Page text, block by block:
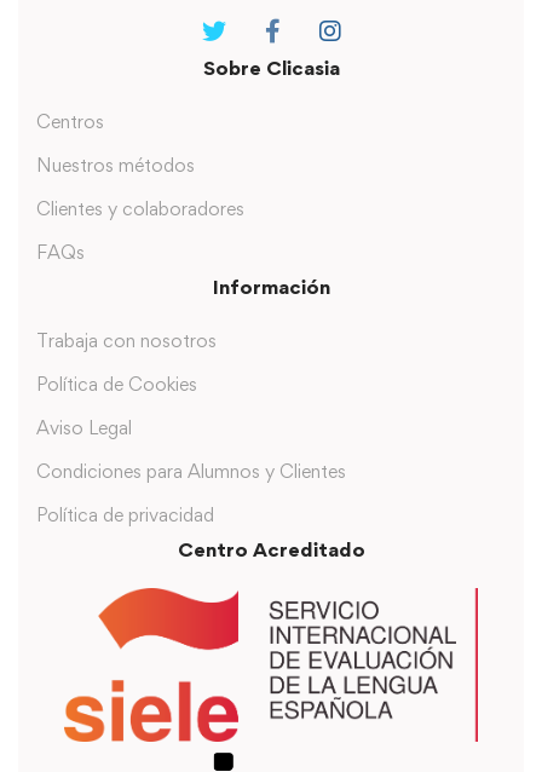
Sobre Clicasia
Centros
Nuestros métodos
Clientes y colaboradores
FAQs
Información
Trabaja con nosotros
Política de Cookies
Aviso Legal
Condiciones para Alumnos y Clientes
Política de privacidad
Centro Acreditado